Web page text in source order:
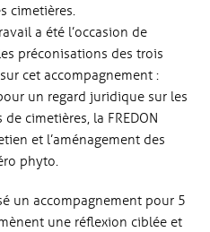
cimetières.
a été l’occasion de
préconisations des trois
cet accompagnement :
un regard juridique sur les
cimetières, la FREDON
et l’aménagement des
phyto.
un accompagnement pour 5
une réflexion ciblée et